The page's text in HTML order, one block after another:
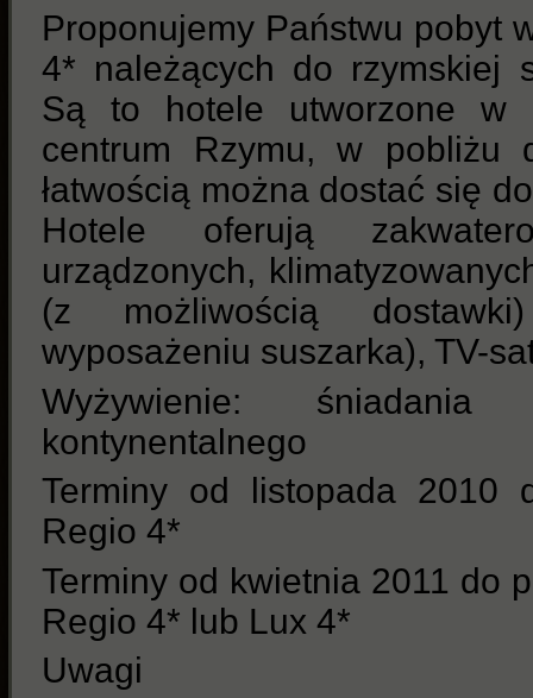
Proponujemy Państwu pobyt
4* należących do rzymskiej
Są to hotele utworzone w
centrum Rzymu, w pobliżu
łatwością można dostać się
Hotele oferują
urządzonych,
(z możliwością
wyposażeniu suszarka), TV-
Wyżywienie:
kontynentalnego
Terminy od listopada 2010
Regio 4*
Terminy od kwietnia 2011 do
Regio 4* lub Lux 4*
Uwagi